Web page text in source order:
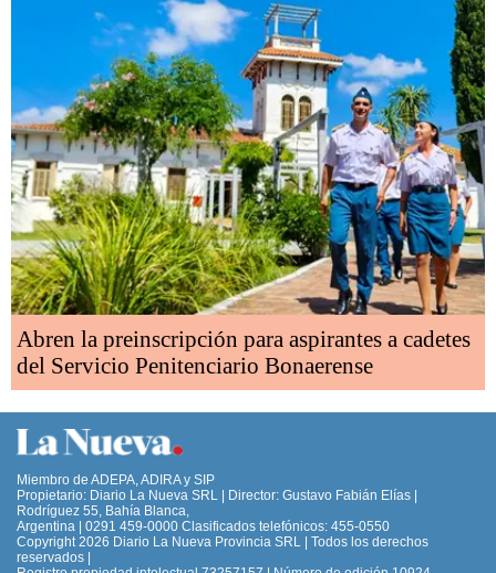
Abren la preinscripción para aspirantes a cadetes
del Servicio Penitenciario Bonaerense
Miembro de ADEPA, ADIRA y SIP
Propietario: Diario La Nueva SRL | Director: Gustavo Fabián Elías |
Rodríguez 55, Bahía Blanca,
Argentina | 0291 459-0000 Clasificados telefónicos: 455-0550
Copyright 2026 Diario La Nueva Provincia SRL | Todos los derechos
reservados |